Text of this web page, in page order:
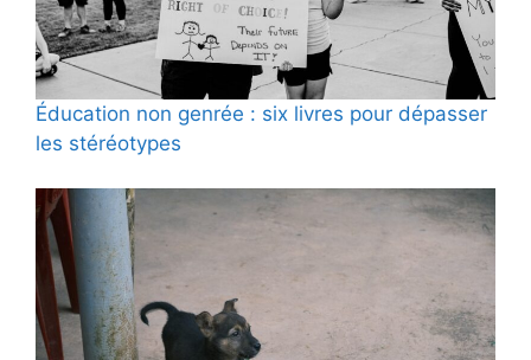
Éducation non genrée : six livres pour dépasser
les stéréotypes